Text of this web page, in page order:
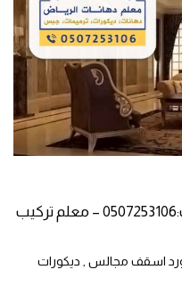
تركيب أسقف جبسية في الرياض ت:0507253106 – معلم تركيب
اسقف مجالس , ديكورات